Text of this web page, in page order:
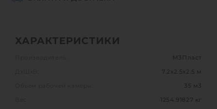
ХАРАКТЕРИСТИКИ
М3Пласт
7.2х2.5х2.5 м
35 м3
1254.91827 кг